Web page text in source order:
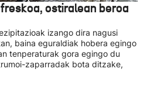
ostiralean beroa
izango dira nagusi
baina eguraldiak hobera egingo
tenperaturak gora egingo du
zaparradak bota ditzake,